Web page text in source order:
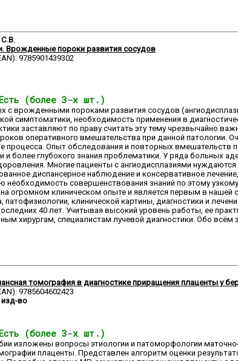
С.В.
Врожденные пороки развития сосудов
9785901439302
(более 3-х шт.)
с врожденными пороками развития сосудов
симптоматики, необходимость применения в
заставляют по праву считать эту тему чрезвычайно
оперативного вмешательства при данной патологии.
процесса. Опыт обследования и повторных
и более глубокого знания проблематики. У ряда больных
Многие пациенты с ангиодисплазиями
диспансерное наблюдение и консервативное
необходимость совершенствования знаний по этому
на огромном клиническом опыте и является первым в
патофизиологии, клинической картины, диагностики и
40 лет. Учитывая высокий уровень работы, ее
хирургам, специалистам лучевой диагностики. Обо
томография в диагностике приращения плаценты у
9785604602423
во
(более 3-х шт.)
изложены вопросы этиологии и патоморфологии
плаценты. Представлен алгоритм оценки